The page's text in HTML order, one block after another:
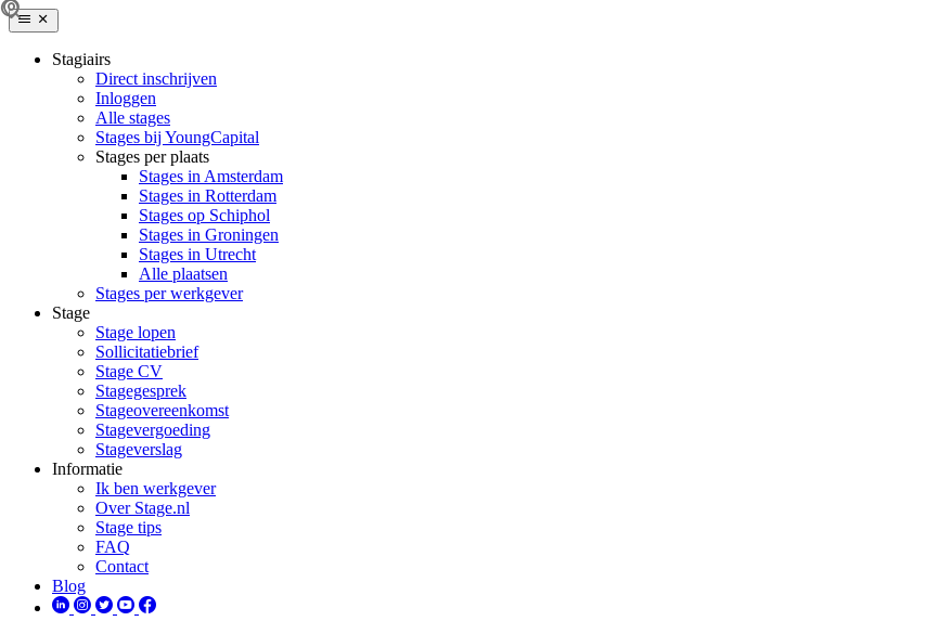
Stagiairs
Direct inschrijven
Inloggen
Alle stages
Stages bij YoungCapital
Stages per plaats
Stages in Amsterdam
Stages in Rotterdam
Stages op Schiphol
Stages in Groningen
Stages in Utrecht
Alle plaatsen
Stages per werkgever
Stage
Stage lopen
Sollicitatiebrief
Stage CV
Stagegesprek
Stageovereenkomst
Stagevergoeding
Stageverslag
Informatie
Ik ben werkgever
Over Stage.nl
Stage tips
FAQ
Contact
Blog